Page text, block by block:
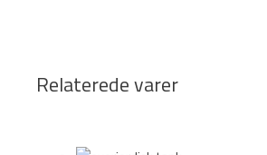
Relaterede varer